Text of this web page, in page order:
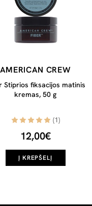
AMERICAN CREW
Stiprios fiksacijos matinis
kremas, 50 g
(1)
12,00€
Į KREPŠELĮ